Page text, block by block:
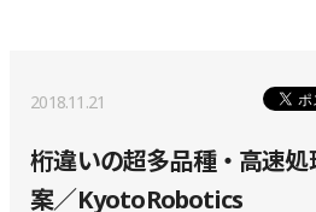
2018.11.21
桁違いの超多品種・高速
案／KyotoRobotics